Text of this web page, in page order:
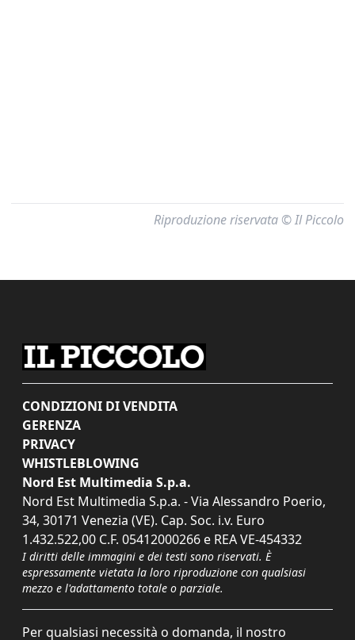
Riproduzione riservata © Il Piccolo
CONDIZIONI DI VENDITA
GERENZA
PRIVACY
WHISTLEBLOWING
Nord Est Multimedia S.p.a.
Nord Est Multimedia S.p.a. - Via Alessandro Poerio,
34, 30171 Venezia (VE). Cap. Soc. i.v. Euro
1.432.522,00 C.F. 05412000266 e REA VE-454332
I diritti delle immagini e dei testi sono riservati. È
espressamente vietata la loro riproduzione con qualsiasi
mezzo e l'adattamento totale o parziale.
Per qualsiasi necessità o domanda, il nostro